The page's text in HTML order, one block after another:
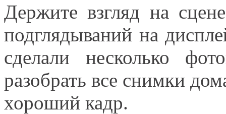
Держите взгляд на
подглядываний на
сделали несколько
разобрать все снимки
хороший кадр.